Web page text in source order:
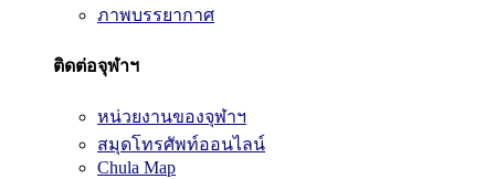
ภาพบรรยากาศ
ติดต่อจุฬาฯ
หน่วยงานของจุฬาฯ
สมุดโทรศัพท์ออนไลน์
Chula Map